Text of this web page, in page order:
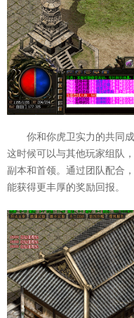
你和你虎卫实力的共同
这时候可以与其他玩家组队
副本和首领。通过团队配合
能获得更丰厚的奖励回报。